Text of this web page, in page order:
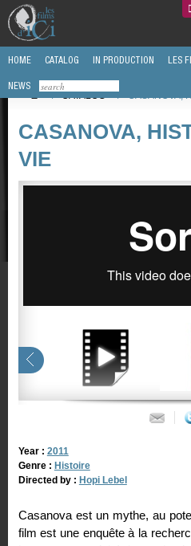
HOME CATALOG IN PRODUCTION LES
NEWS
/
CATALOG / CASANOVA,
CASANOVA,
VIE
Year : 2011
Genre : Histoire
Directed by : Hopi Lebel
Casanova est un mythe, au
film est une enquête à la